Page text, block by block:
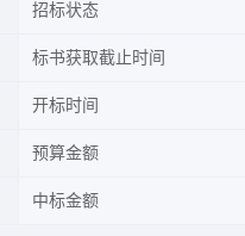
招标状态
标书获取截止时间
开标时间
预算金额
中标金额